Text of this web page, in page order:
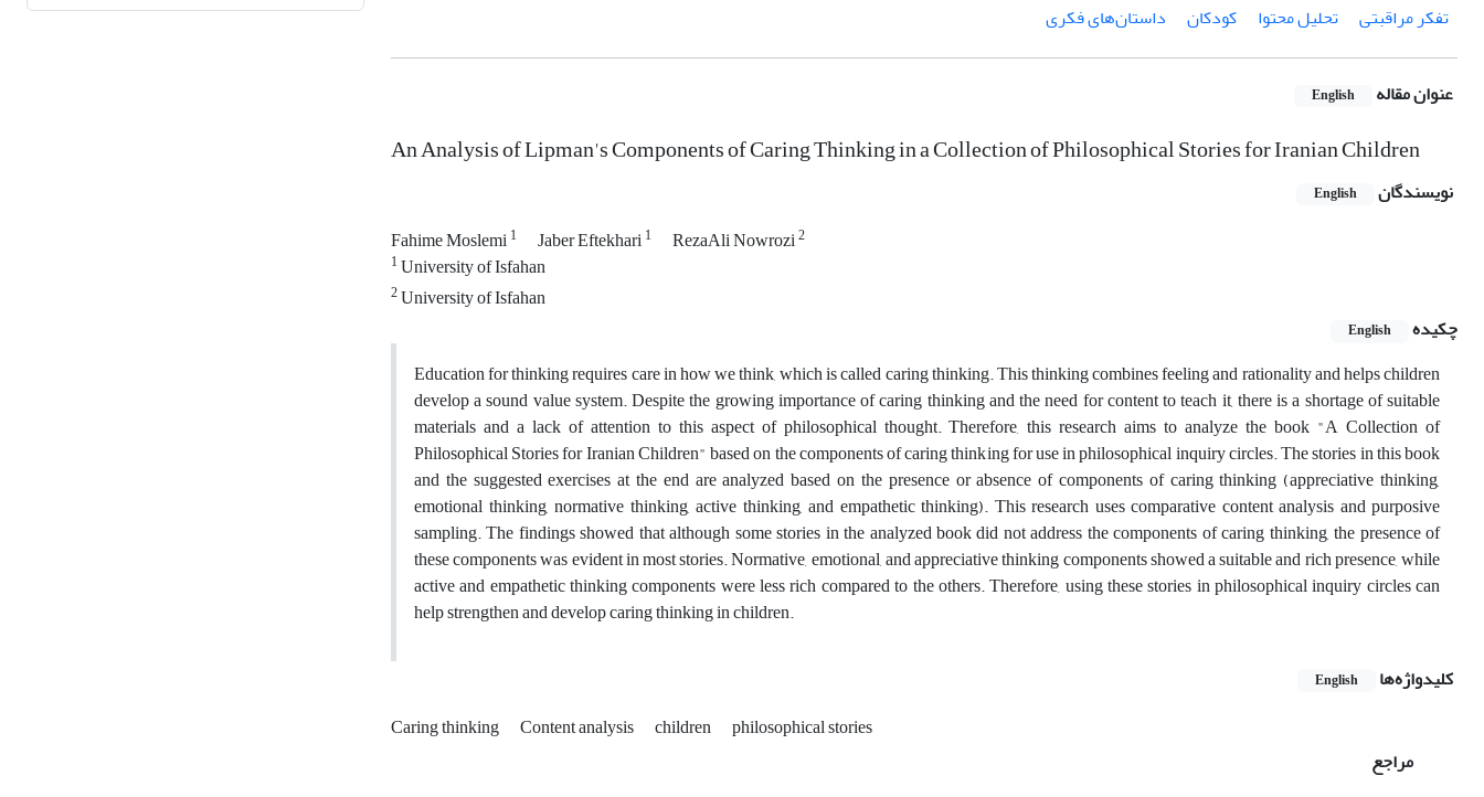
تفکر مراقبتی
تحلیل محتوا کودکان داستان‌های فکری
عنوان مقاله English
An Analysis of Lipman's Components of Caring Thinking in a Collection of Philosophical Stories for Iranian Children
نویسندگان English
Fahime Moslemi1 Jaber Eftekhari1 RezaAli Nowrozi2
1University of Isfahan
2University of Isfahan
چکیده
English
Education for thinking requires care in how we think, which is called caring thinking. This thinking combines feeling and rationality and helps children
develop a sound value system. Despite the growing importance of caring thinking and the need for content to teach it, there is a shortage of suitable
materials and a lack of attention to this aspect of philosophical thought. Therefore, this research aims to analyze the book "A Collection of
Philosophical Stories for Iranian Children" based on the components of caring thinking for use in philosophical inquiry circles. The stories in this book
and the suggested exercises at the end are analyzed based on the presence or absence of components of caring thinking (appreciative thinking,
emotional thinking, normative thinking, active thinking, and empathetic thinking). This research uses comparative content analysis and purposive
sampling. The findings showed that although some stories in the analyzed book did not address the components of caring thinking, the presence of
these components was evident in most stories. Normative, emotional, and appreciative thinking components showed a suitable and rich presence, while
active and empathetic thinking components were less rich compared to the others. Therefore, using these stories in philosophical inquiry circles can
help strengthen and develop caring thinking in children.
کلیدواژه‌ها
English
Caring thinking Content analysis children
philosophical stories
مراجع